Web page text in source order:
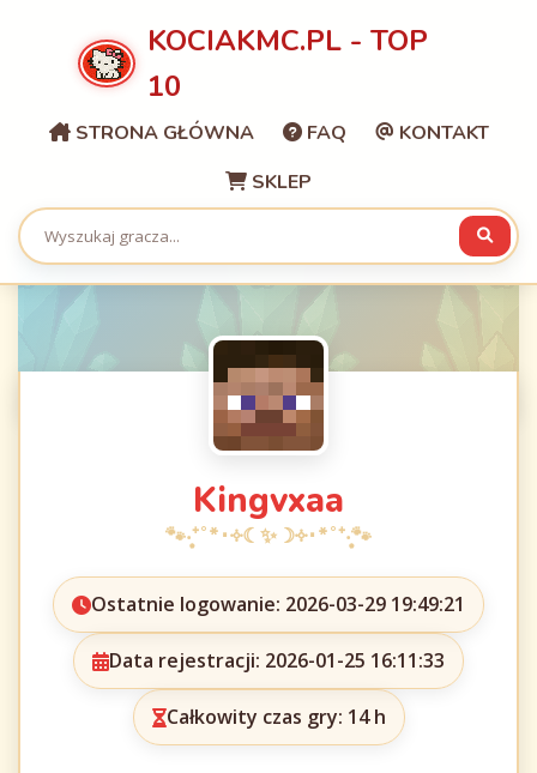
KOCIAKMC.PL - TOP
10
STRONA GŁÓWNA FAQ
KONTAKT
SKLEP
Kingvxaa
Ostatnie logowanie: 2026-03-29 19:49:21
Data rejestracji: 2026-01-25 16:11:33
Całkowity czas gry: 14 h